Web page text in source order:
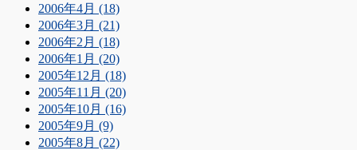
2006年4月 (18)
2006年3月 (21)
2006年2月 (18)
2006年1月 (20)
2005年12月 (18)
2005年11月 (20)
2005年10月 (16)
2005年9月 (9)
2005年8月 (22)